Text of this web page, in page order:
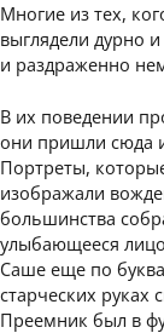
Многие из тех,
выглядели дурно
и раздраженно
В их поведении
они пришли сюда
Портреты,
изображали
большинства
улыбающееся
Саше еще по
старческих
Преемник был в